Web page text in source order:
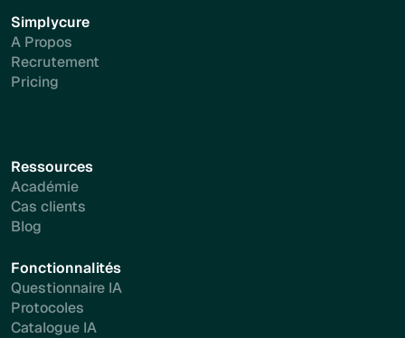
Simplycure
A Propos
Recrutement
Pricing
Ressources
Académie
Cas clients
Blog
Fonctionnalités
Questionnaire IA
Protocoles
Catalogue IA